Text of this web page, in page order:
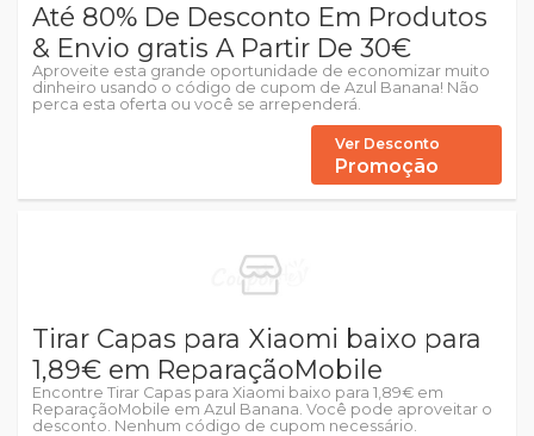
Até 80% De Desconto Em Produtos
& Envio gratis A Partir De 30€
Aproveite esta grande oportunidade de economizar muito
dinheiro usando o código de cupom de Azul Banana! Não
perca esta oferta ou você se arrependerá.
Ver Desconto
Promoção
Tirar Capas para Xiaomi baixo para
1,89€ em ReparaçãoMobile
Encontre Tirar Capas para Xiaomi baixo para 1,89€ em
ReparaçãoMobile em Azul Banana. Você pode aproveitar o
desconto. Nenhum código de cupom necessário.